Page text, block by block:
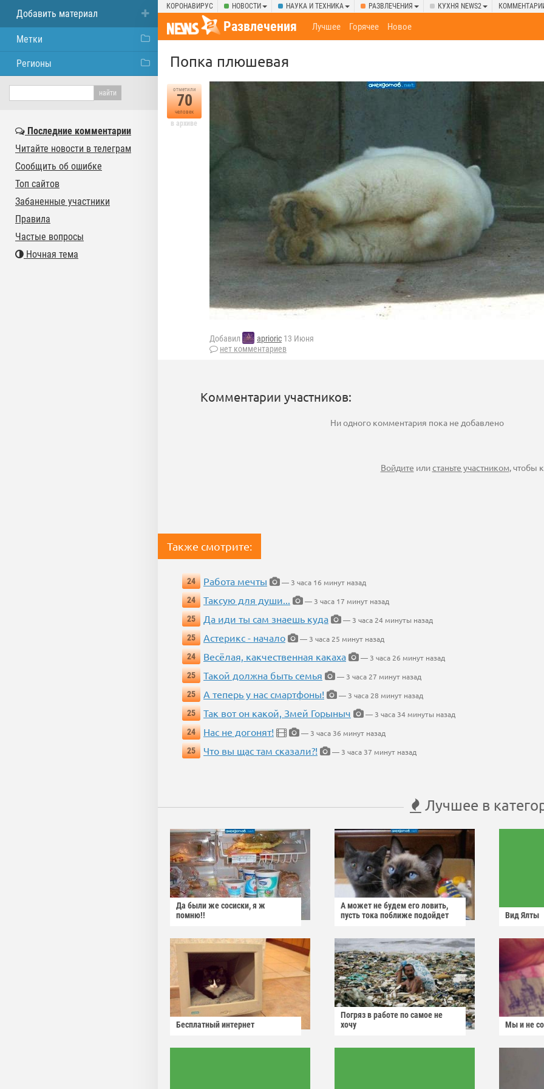
КОРОНАВИРУС НОВОСТИ НАУКА И ТЕХНИКА РАЗВЛЕЧЕНИЯ КУХНЯ NEWS2
Развлечения Лучшее Горячее Новое
Попка плюшевая
отметили
70
человек
в архиве
Добавил aprioric 13 Июня
нет комментариев
Комментарии участников:
Ни одного комментария пока не добавлено
Войдите илистаньте участником, чтобы
Также смотрите:
24 Работа мечты
— 3 часа 16 минут назад
24
Таксую для души...
— 3 часа 17 минут назад
25
Да иди ты сам знаешь куда
— 3 часа 24 минуты назад
25
Астерикс - начало
— 3 часа 25 минут назад
24
Весёлая, какчественная какаха
— 3 часа 26 минут назад
25
Такой должна быть семья
— 3 часа 27 минут назад
25
А теперь у нас смартфоны!
— 3 часа 28 минут назад
25
Так вот он какой, Змей Горыныч
— 3 часа 34 минуты назад
24
Нас не догонят!
— 3 часа 36 минут назад
25
Что вы щас там сказали?! — 3 часа 37 минут назад
Лучшее в
Да были же сосиски, я ж
помню!!
А может не будем его ловить,
пусть тока поближе подойдет
Вид Ялты
Бесплатный интернет
Погряз в работе по самое не
хочу
Мы и не
Добавить материал
Метки
Регионы
Последние комментарии
Читайте новости в телеграм
Сообщить об ошибке
Топ сайтов
Забаненные участники
Правила
Частые вопросы
Ночная тема